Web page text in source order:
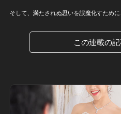
そして、満たされぬ思いを誤魔化すために
この連載の